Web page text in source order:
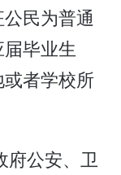
民为普通
毕业生
者学校所
府公安、卫